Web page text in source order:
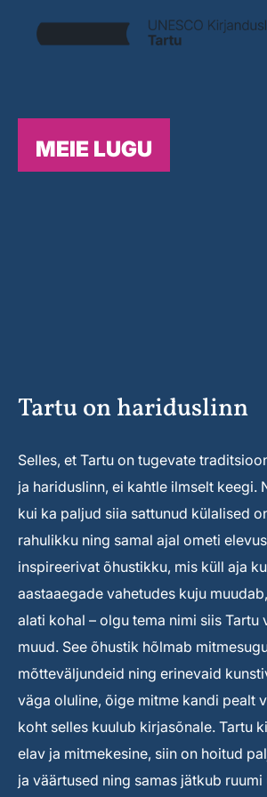
MEIE LUGU
Tartu on hariduslinn
Selles, et Tartu on tugevate
ja hariduslinn, ei kahtle ilmselt keegi.
kui ka paljud siia sattunud külalised
rahulikku ning samal ajal ometi
inspireerivat õhustikku, mis küll aja
aastaaegade vahetudes kuju
alati kohal – olgu tema nimi siis Tartu
muud. See õhustik hõlmab
mõtteväljundeid ning erinevaid
väga oluline, õige mitme kandi pealt
koht selles kuulub kirjasõnale. Tartu
elav ja mitmekesine, siin on hoitud
ja väärtused ning samas jätkub